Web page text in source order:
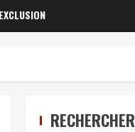
RECHERCHER